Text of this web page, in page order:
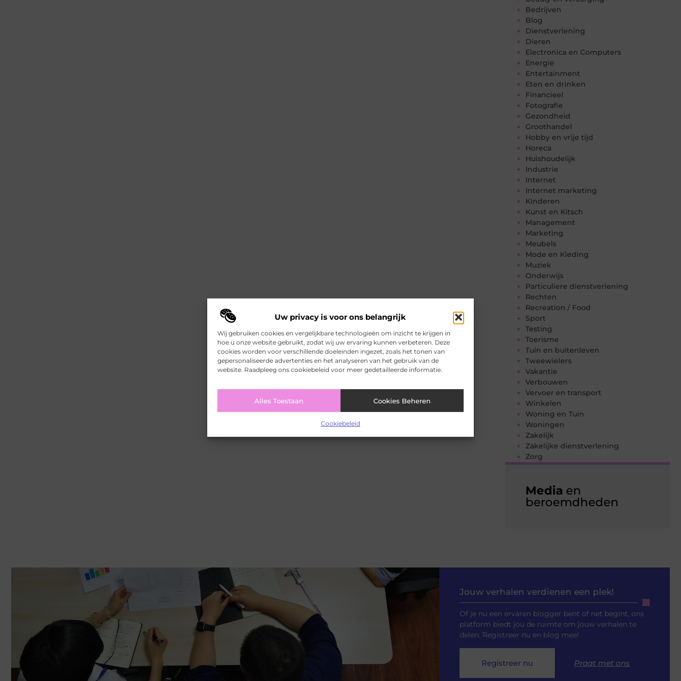
Uw privacy is voor ons belangrijk
Wij gebruiken cookies en vergelijkbare technologieën om inzicht te krijgen in
hoe u onze website gebruikt, zodat wij uw ervaring kunnen verbeteren. Deze
cookies worden voor verschillende doeleinden ingezet, zoals het tonen van
gepersonaliseerde advertenties en het analyseren van het gebruik van de
website. Raadpleeg ons cookiebeleid voor meer gedetailleerde informatie.
Alles Toestaan Cookies Beheren
Cookiebeleid
Bedrijven
Blog
Dienstverlening
Dieren
Electronica en Computers
Energie
Entertainment
Eten en drinken
Financieel
Fotografie
Gezondheid
Groothandel
Hobby en vrije tijd
Horeca
Huishoudelijk
Industrie
Internet
Internet marketing
Kinderen
Kunst en Kitsch
Management
Marketing
Meubels
Mode en Kleding
Muziek
Onderwijs
Particuliere dienstverlening
Rechten
Recreation / Food
Sport
Testing
Toerisme
Tuin en buitenleven
Tweewielers
Vakantie
Verbouwen
Vervoer en transport
Winkelen
Woning en Tuin
Woningen
Zakelijk
Zakelijke dienstverlening
Zorg
Media en
beroemdheden
Jouw verhalen verdienen een plek!
Of je nu een ervaren blogger bent of net begint, ons
platform biedt jou de ruimte om jouw verhalen te
delen. Registreer nu en blog mee!
Registreer nu Praat met ons